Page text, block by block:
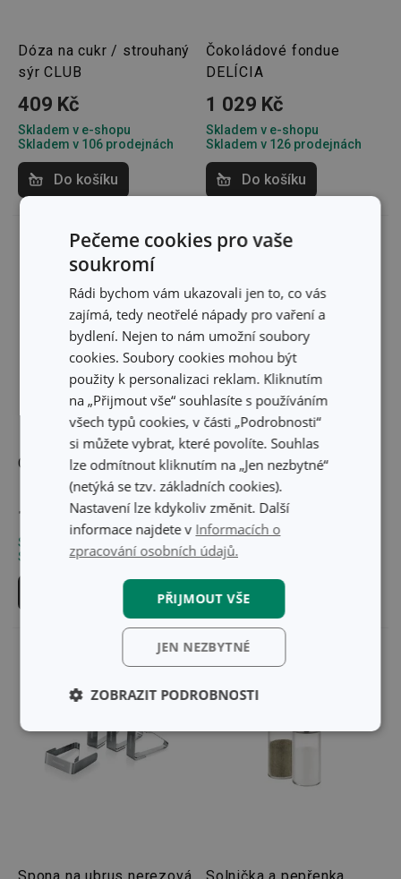
Dóza na cukr / strouhaný
sýr CLUB
409 Kč
Skladem v e-shopu
Skladem v 106 prodejnách
Do košíku
Čokoládové fondue
DELÍCIA
1 029 Kč
Skladem v e-shopu
Skladem v 126 prodejnách
Do košíku
Cukřenka DELÍCIA 200 ml
199 Kč
Skladem v e-shopu
Skladem v 126 prodejnách
Stojánek na vejce ALL
FIT ONE, 2 ks
189 Kč
Skladem v e-shopu
Skladem v 129 prodejnách
Do košíku
Pečeme cookies pro vaše
soukromí
Rádi bychom vám ukazovali jen to, co vás
zajímá, tedy neotřelé nápady pro vaření a
bydlení. Nejen to nám umožní soubory
cookies. Soubory cookies mohou být
použity k personalizaci reklam. Kliknutím
na „Přijmout vše“ souhlasíte s používáním
všech typů cookies, v části „Podrobnosti“
si můžete vybrat, které povolíte. Souhlas
lze odmítnout kliknutím na „Jen nezbytné“
(netýká se tzv. základních cookies).
Nastavení lze kdykoliv změnit. Další
informace najdete v Informacích o
zpracování osobních údajů.
PŘIJMOUT VŠE
JEN NEZBYTNÉ
ZOBRAZIT PODROBNOSTI
Základní
(funkční) cookies
Analytické a
preferenční